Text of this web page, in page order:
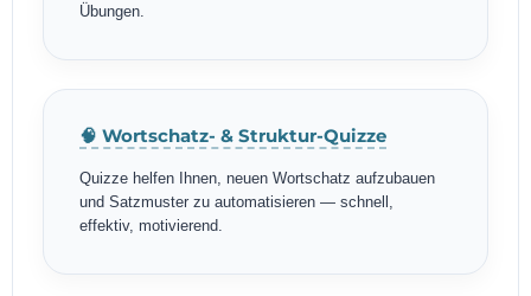
Übungen.
🧠 Wortschatz- & Struktur-Quizze
Quizze helfen Ihnen, neuen Wortschatz aufzubauen
und Satzmuster zu automatisieren — schnell,
effektiv, motivierend.